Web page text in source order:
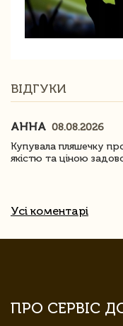
ВІДГУКИ
АННА 08.08.2026
Купувала пляшечку
якістю та ціною
Усі коментарі
ПРО СЕРВІС